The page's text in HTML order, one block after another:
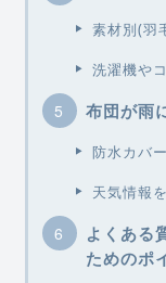
素材別(羽
洗濯機や
布団が雨
防水カバ
天気情報
よくある
ためのポ